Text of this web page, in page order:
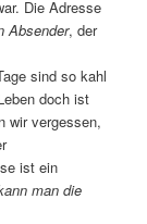
Die Adresse
Absender, der
sind so kahl
doch ist
wir vergessen,
ist ein
man die